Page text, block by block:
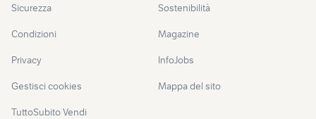
Sicurezza
Condizioni
Privacy
Gestisci cookies
TuttoSubito Vendi
Sostenibilità
Magazine
InfoJobs
Mappa del sito